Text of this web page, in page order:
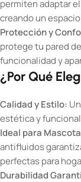
permiten adaptar
creando un
Protección y
protege tu pared
funcionalidad y
¿Por Qué
Calidad y Estilo:
estética y
Ideal para
antifluidos
perfectas para
Durabilidad